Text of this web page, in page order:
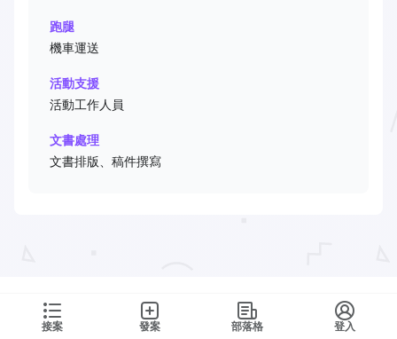
接案 發案 部落格 登入
跑腿
機車運送
活動支援
活動工作人員
文書處理
文書排版、稿件撰寫